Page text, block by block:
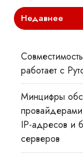
Недавнее
работает с
Минцифры
IP-адресов и
серверов